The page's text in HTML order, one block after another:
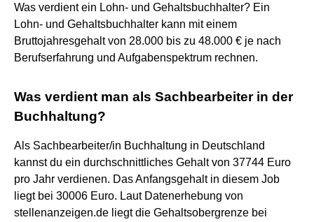
Was verdient ein Lohn- und Gehaltsbuchhalter? Ein
Lohn- und Gehaltsbuchhalter kann mit einem
Bruttojahresgehalt von 28.000 bis zu 48.000 € je nach
Berufserfahrung und Aufgabenspektrum rechnen.
Was verdient man als Sachbearbeiter in der
Buchhaltung?
Als Sachbearbeiter/in Buchhaltung in Deutschland
kannst du ein durchschnittliches Gehalt von 37744 Euro
pro Jahr verdienen. Das Anfangsgehalt in diesem Job
liegt bei 30006 Euro. Laut Datenerhebung von
stellenanzeigen.de liegt die Gehaltsobergrenze bei